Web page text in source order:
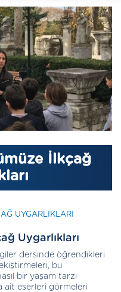
İlkçağ
UYGARLIKLARI
Uygarlıkları
dersinde öğrendikleri
bu
bir yaşam tarzı
ait eserleri görmeleri